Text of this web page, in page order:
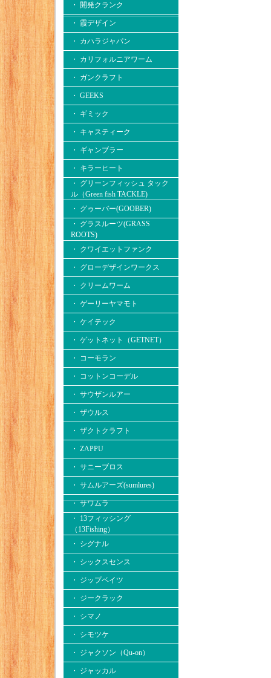
・ 開発クランク
・ 霞デザイン
・ カハラジャパン
・ カリフォルニアワーム
・ ガンクラフト
・ GEEKS
・ ギミック
・ キャスティーク
・ ギャンブラー
・ キラーヒート
・ グリーンフィッシュ タック
ル（Green fish TACKLE)
・ グゥーバー(GOOBER)
・ グラスルーツ(GRASS
ROOTS)
・ クワイエットファンク
・ グローデザインワークス
・ クリームワーム
・ ゲーリーヤマモト
・ ケイテック
・ ゲットネット（GETNET）
・ コーモラン
・ コットンコーデル
・ サウザンルアー
・ ザウルス
・ ザクトクラフト
・ ZAPPU
・ サニーブロス
・ サムルアーズ(sumlures)
・ サワムラ
・ 13フィッシング
（13Fishing）
・ シグナル
・ シックスセンス
・ ジップベイツ
・ ジークラック
・ シマノ
・ シモツケ
・ ジャクソン（Qu-on）
・ ジャッカル